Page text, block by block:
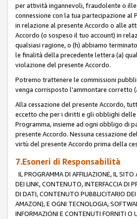
per attività ingannevoli, fraudolente o
connessione con la tua partecipazione
in relazione al presente Accordo o alle
Accordo (o sospeso il tuo account) in
qualsiasi ragione, o (h) abbiamo
le finalità della precedente lettera (a)
violazione del presente Accordo.
Potremo trattenere le commissioni
venga corrisposto l'ammontare corretto
Alla cessazione del presente Accordo,
eccetto che per i diritti e gli obblighi
Programma, insieme ad ogni obbligo di
presente Accordo. Nessuna cessazione
virtù del presente Accordo prima della
7.Esoneri di Responsabilità
IL PROGRAMMA DI AFFILIAZIONE, IL
DEI LINK, CONTENUTO, INTERFACCIA DI
DI DATI, CONTENUTO PUBBLICITARIO
AMAZON), E OGNI TECNOLOGIA,
INFORMAZIONI E CONTENUTI FORNITI O